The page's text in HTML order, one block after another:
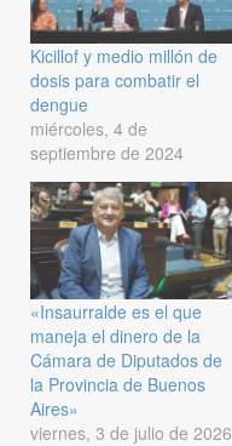
Kicillof y medio millón de
dosis para combatir el
dengue
miércoles, 4 de
septiembre de 2024
«Insaurralde es el que
maneja el dinero de la
Cámara de Diputados de
la Provincia de Buenos
Aires»
viernes, 3 de julio de 2026